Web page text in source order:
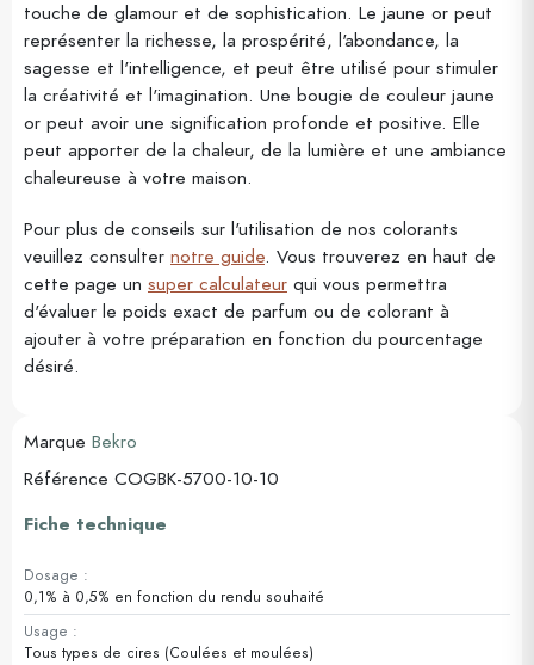
touche de glamour et de sophistication. Le jaune or peut
représenter la richesse, la prospérité, l'abondance, la
sagesse et l'intelligence, et peut être utilisé pour stimuler
la créativité et l'imagination. Une bougie de couleur jaune
or peut avoir une signification profonde et positive. Elle
peut apporter de la chaleur, de la lumière et une ambiance
chaleureuse à votre maison.
Pour plus de conseils sur l'utilisation de nos colorants
veuillez consulter notre guide. Vous trouverez en haut de
cette page un super calculateur qui vous permettra
d'évaluer le poids exact de parfum ou de colorant à
ajouter à votre préparation en fonction du pourcentage
désiré.
Marque Bekro
Référence COGBK-5700-10-10
Fiche technique
Dosage :
0,1% à 0,5% en fonction du rendu souhaité
Usage :
Tous types de cires (Coulées et moulées)